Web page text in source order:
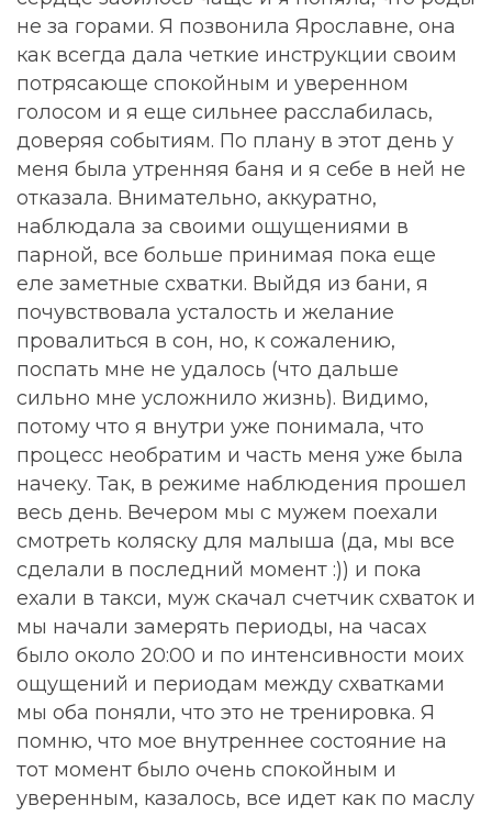
не за горами. Я позвонила Ярославне, она
как всегда дала четкие инструкции своим
потрясающе спокойным и уверенном
голосом и я еще сильнее расслабилась,
доверяя событиям. По плану в этот день у
меня была утренняя баня и я себе в ней не
отказала. Внимательно, аккуратно,
наблюдала за своими ощущениями в
парной, все больше принимая пока еще
еле заметные схватки. Выйдя из бани, я
почувствовала усталость и желание
провалиться в сон, но, к сожалению,
поспать мне не удалось (что дальше
сильно мне усложнило жизнь). Видимо,
потому что я внутри уже понимала, что
процесс необратим и часть меня уже была
начеку. Так, в режиме наблюдения прошел
весь день. Вечером мы с мужем поехали
смотреть коляску для малыша (да, мы все
сделали в последний момент :)) и пока
ехали в такси, муж скачал счетчик схваток и
мы начали замерять периоды, на часах
было около 20:00 и по интенсивности моих
ощущений и периодам между схватками
мы оба поняли, что это не тренировка. Я
помню, что мое внутреннее состояние на
тот момент было очень спокойным и
уверенным, казалось, все идет как по маслу